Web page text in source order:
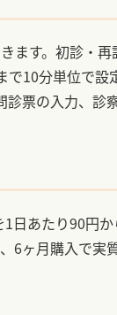
ます。初診・
10分単位で
票の入力、診
日あたり90円
6ヶ月購入で実